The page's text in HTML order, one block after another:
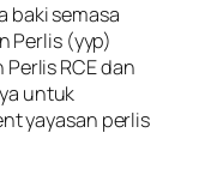
baki semasa
Perlis (yyp)
RCE dan
untuk
yayasan perlis